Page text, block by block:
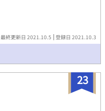
最終更新日 2021.10.5 登録日 2021.10.3
23